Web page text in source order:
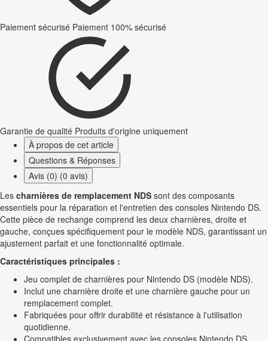
Paiement sécurisé Paiement 100% sécurisé
Garantie de qualité Produits d'origine uniquement
À propos de cet article
Questions & Réponses
Avis (0) (0 avis)
Les charnières de remplacement NDS sont des composants
essentiels pour la réparation et l'entretien des consoles Nintendo DS.
Cette pièce de rechange comprend les deux charnières, droite et
gauche, conçues spécifiquement pour le modèle NDS, garantissant un
ajustement parfait et une fonctionnalité optimale.
Caractéristiques principales :
Jeu complet de charnières pour Nintendo DS (modèle NDS).
Inclut une charnière droite et une charnière gauche pour un
remplacement complet.
Fabriquées pour offrir durabilité et résistance à l'utilisation
quotidienne.
Compatibles exclusivement avec les consoles Nintendo DS.